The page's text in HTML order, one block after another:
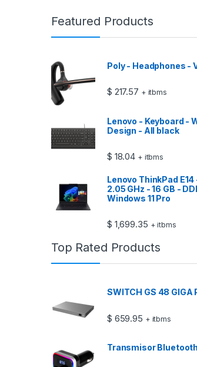
Featured Products
Poly - Headphones -
$ 217.57 + itbms
Lenovo - Keyboard -
Design - All black
$ 18.04 + itbms
Lenovo ThinkPad
2.05 GHz - 16 GB -
Windows 11 Pro
$ 1,699.35 + itbms
Top Rated Products
SWITCH GS 48 GIGA
$ 659.95 + itbms
Transmisor